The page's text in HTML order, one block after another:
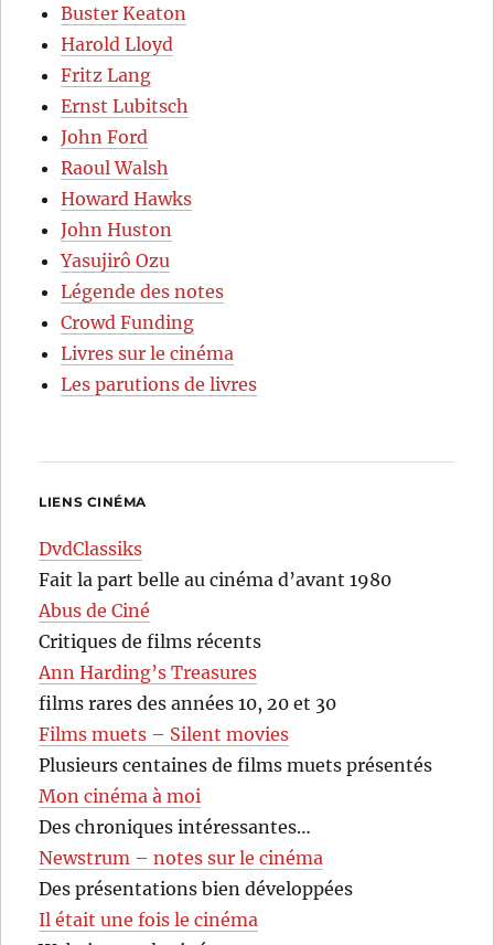
Buster Keaton
Harold Lloyd
Fritz Lang
Ernst Lubitsch
John Ford
Raoul Walsh
Howard Hawks
John Huston
Yasujirô Ozu
Légende des notes
Crowd Funding
Livres sur le cinéma
Les parutions de livres
LIENS CINÉMA
DvdClassiks
Fait la part belle au cinéma d’avant 1980
Abus de Ciné
Critiques de films récents
Ann Harding’s Treasures
films rares des années 10, 20 et 30
Films muets – Silent movies
Plusieurs centaines de films muets présentés
Mon cinéma à moi
Des chroniques intéressantes…
Newstrum – notes sur le cinéma
Des présentations bien développées
Il était une fois le cinéma